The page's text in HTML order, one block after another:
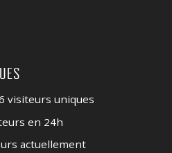
visiteurs uniques
en 24h
actuellement